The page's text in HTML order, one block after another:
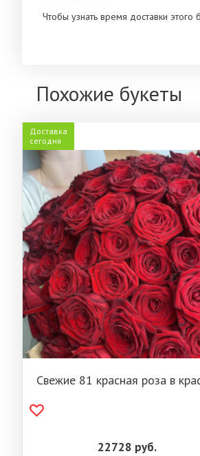
Чтобы узнать время доставки
Похожие букеты
Доставка
сегодня
Свежие 81 красная роза в
22728 руб.